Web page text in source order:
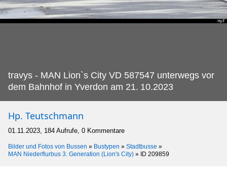
travys - MAN Lion`s City VD 587547 unterwegs vor
dem Bahnhof in Yverdon am 21. 10.2023
Hp. Teutschmann
01.11.2023, 184 Aufrufe, 0 Kommentare
Bilder und Fotos von Bussen » Bustypen » Stadtbusse »
MAN Niederflurbus 3. Generation (Lion's City) » ID 209859